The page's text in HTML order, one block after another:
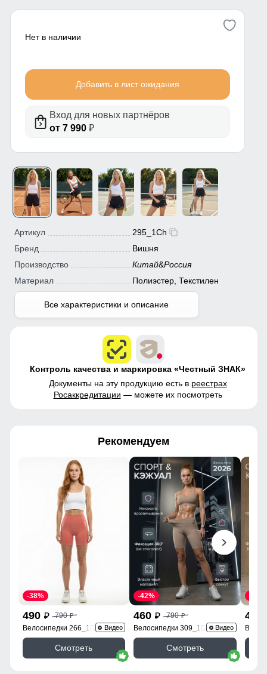
Нет в наличии
Добавить в лист ожидания
Вход для новых партнёров
от 7 990₽
Артикул
295_1Ch
Бренд
Вишня
Производство
Китай&Россия
Материал
Полиэстер, Текстилен
Все характеристики и описание
Контроль качества и маркировка «Честный ЗНАК»
Документы на эту продукцию есть в реестрах
Росаккредитации — можете их посмотреть
Рекомендуем
490 p 790p
-38%
Велосипедки 266_1R Видео
Смотреть
460 p 790p
-42%
Велосипедки 309_1B Видео
Смотреть
490